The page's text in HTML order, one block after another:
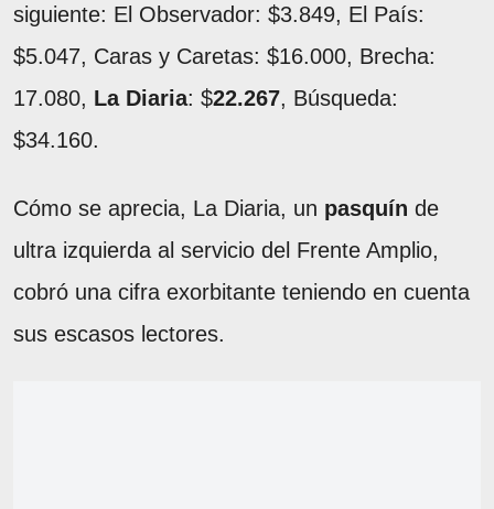
siguiente: El Observador: $3.849, El País:
$5.047, Caras y Caretas: $16.000, Brecha:
17.080, La Diaria: $22.267, Búsqueda:
$34.160.
Cómo se aprecia, La Diaria, un pasquín de
ultra izquierda al servicio del Frente Amplio,
cobró una cifra exorbitante teniendo en cuenta
sus escasos lectores.